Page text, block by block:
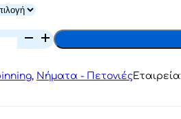
€26,00
Through
, Νήματα - Πετονιές